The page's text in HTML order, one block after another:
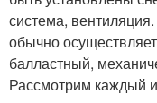
система,
обычно
балластный,
Рассмотрим каждый